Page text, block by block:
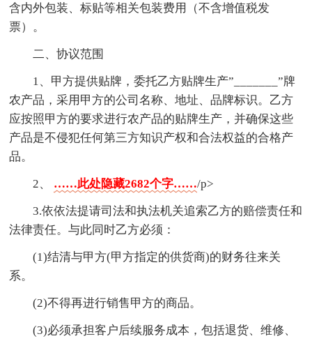
含内外包装、标贴等相关包装费用（不含增值税发
票）。
二、协议范围
1、甲方提供贴牌，委托乙方贴牌生产”_______”牌
农产品，采用甲方的公司名称、地址、品牌标识。乙方
应按照甲方的要求进行农产品的贴牌生产，并确保这些
产品是不侵犯任何第三方知识产权和合法权益的合格产
品。
2、 ……此处隐藏2682个字……/p>
3.依依法提请司法和执法机关追索乙方的赔偿责任和
法律责任。与此同时乙方必须：
(1)结清与甲方(甲方指定的供货商)的财务往来关
系。
(2)不得再进行销售甲方的商品。
(3)必须承担客户后续服务成本，包括退货、维修、